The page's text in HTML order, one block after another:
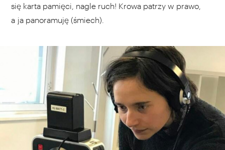
się karta pamięci, nagle ruch! Krowa patrzy w prawo,
a ja panoramuję (śmiech).